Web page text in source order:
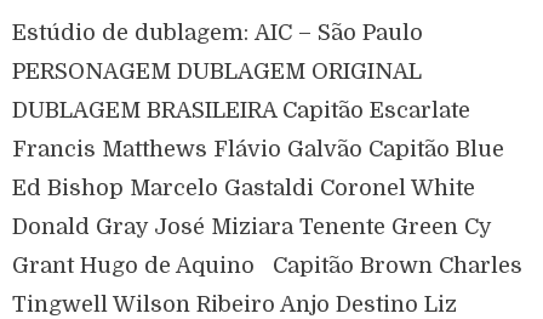
Estúdio de dublagem: AIC – São Paulo
PERSONAGEM DUBLAGEM ORIGINAL
DUBLAGEM BRASILEIRA Capitão Escarlate
Francis Matthews Flávio Galvão Capitão Blue
Ed Bishop Marcelo Gastaldi Coronel White
Donald Gray José Miziara Tenente Green Cy
Grant Hugo de Aquino Capitão Brown Charles
Tingwell Wilson Ribeiro Anjo Destino Liz